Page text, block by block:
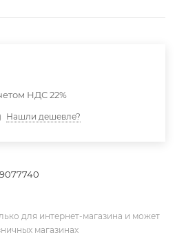
НДС 22%
Нашли дешевле?
для интернет-магазина и может
магазинах